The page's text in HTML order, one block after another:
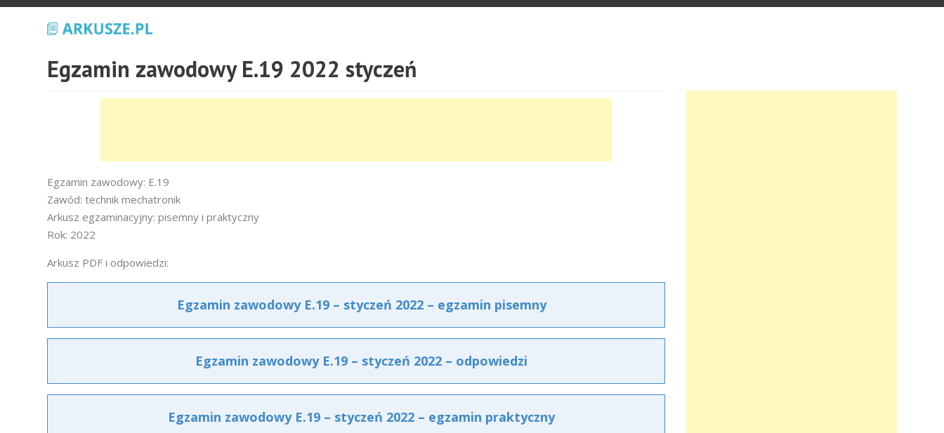
Egzamin zawodowy E.19 2022 styczeń
Egzamin zawodowy: E.19
Zawód: technik mechatronik
Arkusz egzaminacyjny: pisemny i praktyczny
Rok: 2022
Arkusz PDF i odpowiedzi:
Egzamin zawodowy E.19 – styczeń 2022 – egzamin pisemny
Egzamin zawodowy E.19 – styczeń 2022 – odpowiedzi
Egzamin zawodowy E.19 – styczeń 2022 – egzamin praktyczny